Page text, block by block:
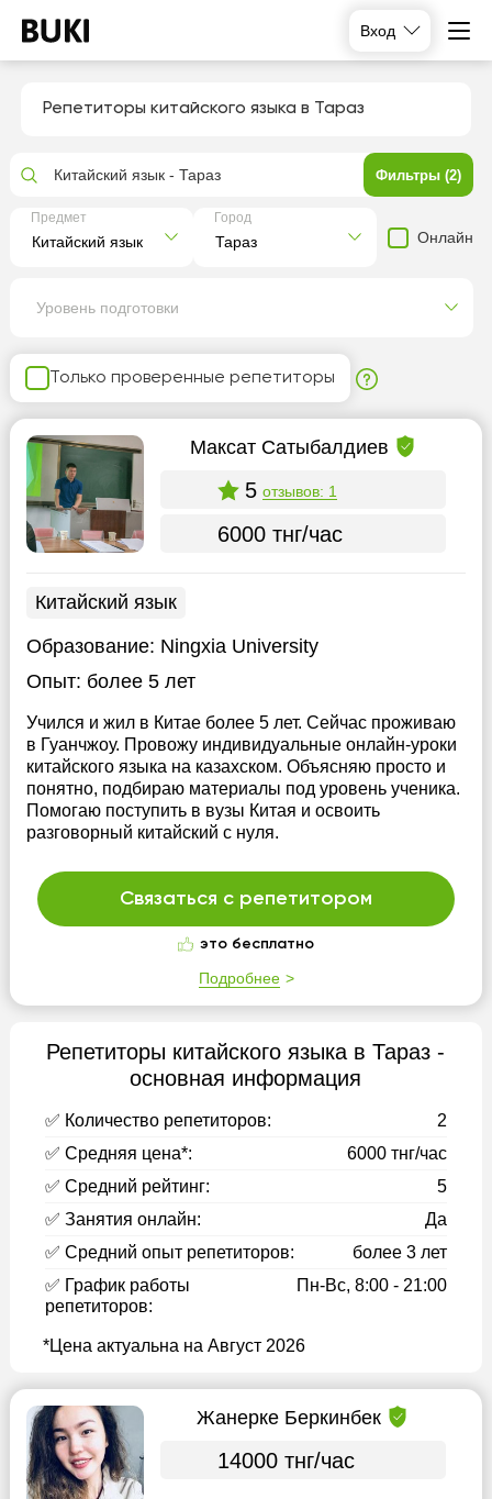
Вход
Репетиторы китайского языка в Тараз
Только проверенные репетиторы
Максат Сатыбалдиев
5 отзывов: 1
6000 тнг/час
Китайский язык
Образование: Ningxia University
Опыт: более 5 лет
Учился и жил в Китае более 5 лет. Сейчас проживаю
в Гуанчжоу. Провожу индивидуальные онлайн-уроки
китайского языка на казахском. Объясняю просто и
понятно, подбираю материалы под уровень ученика.
Помогаю поступить в вузы Китая и освоить
разговорный китайский с нуля.
Связаться с репетитором
это бесплатно
Подробнее
Репетиторы китайского языка в Тараз -
основная информация
✅ Количество репетиторов:
2
✅ Средняя цена*:
6000 тнг/час
✅ Средний рейтинг:
5
✅ Занятия онлайн:
Да
✅ Средний опыт репетиторов:
более 3 лет
✅ График работы
репетиторов:
Пн-Вс, 8:00 - 21:00
*Цена актуальна на Август 2026
Жанерке Беркинбек
14000 тнг/час
Китайский язык - Тараз Фильтры (2)
Предмет Город
Онлайн
Уровень подготовки